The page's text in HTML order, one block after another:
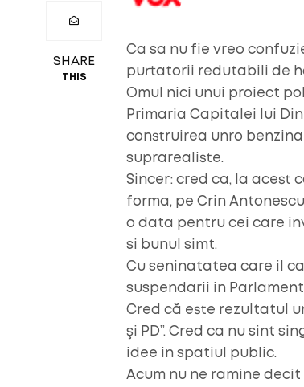
SHARE
THIS
Ca sa nu fie vreo
purtatorii redutabili de
Omul nici unui proiect
Primaria Capitalei lui
construirea unro
suprarealiste.
Sincer: cred ca, la acest
forma, pe Crin
o data pentru cei care
si bunul simt.
Cu seninatatea care il
suspendarii in
Cred că este rezultatul
şi PD”. Cred ca nu sint
idee in spatiul public.
Acum nu ne ramine